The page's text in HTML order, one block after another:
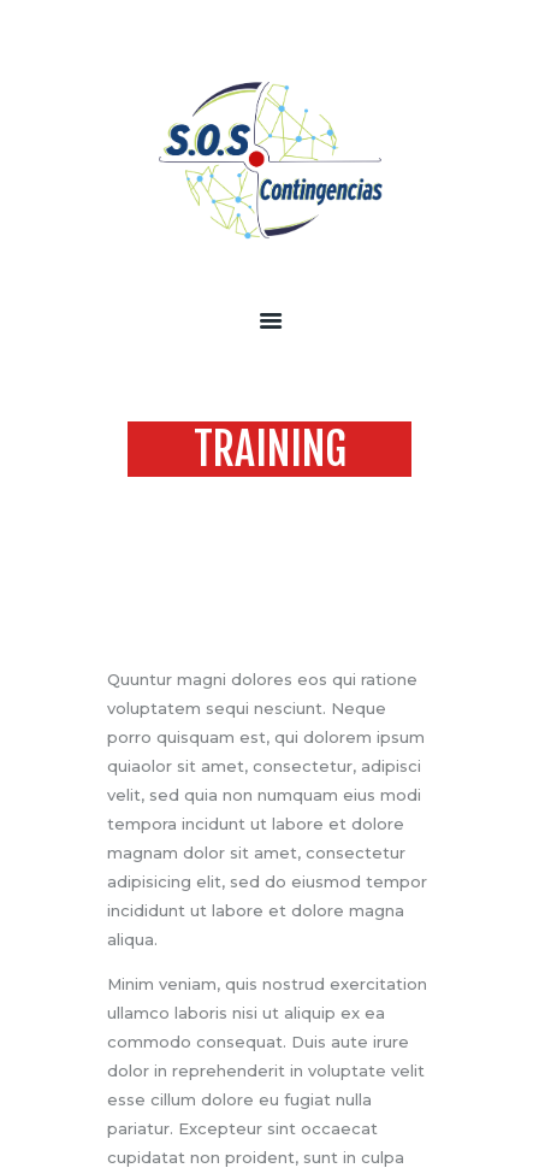
TRAINING
INICIO
SOBRE NOSOTROS
SERVICIOS
TECNOLOGÍA SEGURIDAD
Quuntur magni dolores eos qui ratione
voluptatem sequi nesciunt. Neque
porro quisquam est, qui dolorem ipsum
quiaolor sit amet, consectetur, adipisci
velit, sed quia non numquam eius modi
tempora incidunt ut labore et dolore
magnam dolor sit amet, consectetur
adipisicing elit, sed do eiusmod tempor
incididunt ut labore et dolore magna
aliqua.
Minim veniam, quis nostrud exercitation
ullamco laboris nisi ut aliquip ex ea
commodo consequat. Duis aute irure
dolor in reprehenderit in voluptate velit
esse cillum dolore eu fugiat nulla
pariatur. Excepteur sint occaecat
cupidatat non proident, sunt in culpa